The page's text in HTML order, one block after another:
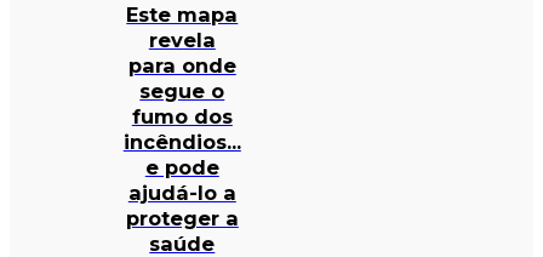
Este mapa
revela
para onde
segue o
fumo dos
incêndios…
e pode
ajudá-lo a
proteger a
saúde